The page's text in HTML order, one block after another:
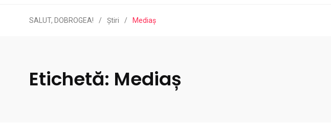
SALUT, DOBROGEA! / Ştiri / Mediaș
Etichetă: Mediaș